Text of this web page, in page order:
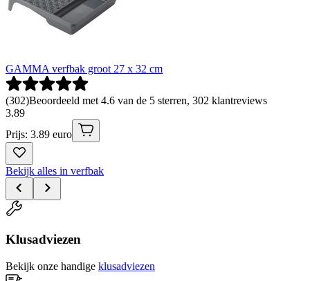
GAMMA verfbak groot 27 x 32 cm
(302)Beoordeeld met 4.6 van de 5 sterren, 302 klantreviews
3.89
Prijs: 3.89 euro
Bekijk alles in verfbak
Klusadviezen
Bekijk onze handige klusadviezen